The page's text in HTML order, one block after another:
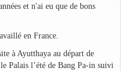
et n'ai eu que de bons
en France.
à Ayutthaya au départ de
Palais l’été de Bang Pa-in suivi